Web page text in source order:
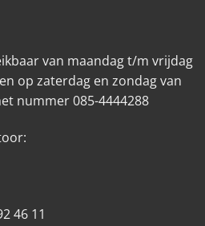
van maandag t/m vrijdag
op zaterdag en zondag van
nummer 085-4444288
46 11